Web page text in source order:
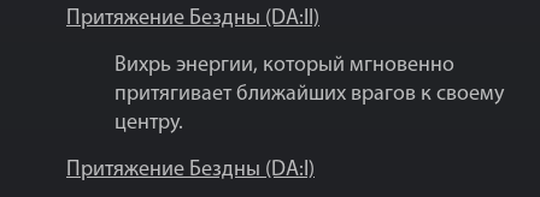
Притяжение Бездны (DA:II)
Вихрь энергии, который мгновенно
притягивает ближайших врагов к своему
центру.
Притяжение Бездны (DA:I)